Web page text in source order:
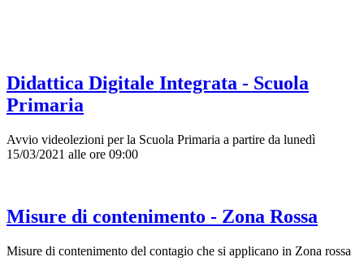
Didattica Digitale Integrata - Scuola
Primaria
Avvio videolezioni per la Scuola Primaria a partire da lunedì
15/03/2021 alle ore 09:00
Misure di contenimento - Zona Rossa
Misure di contenimento del contagio che si applicano in Zona rossa